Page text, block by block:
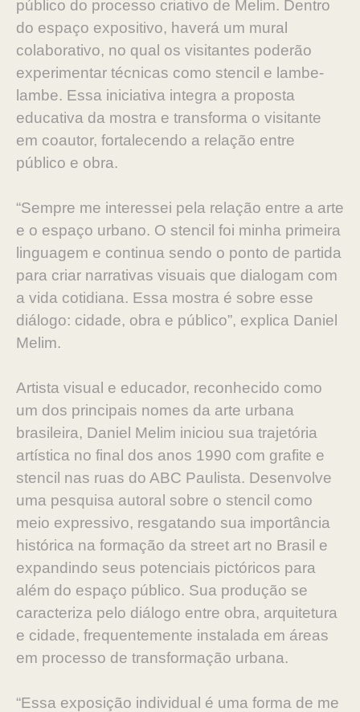
público do processo criativo de Melim. Dentro
do espaço expositivo, haverá um mural
colaborativo, no qual os visitantes poderão
experimentar técnicas como stencil e lambe-
lambe. Essa iniciativa integra a proposta
educativa da mostra e transforma o visitante
em coautor, fortalecendo a relação entre
público e obra.
“Sempre me interessei pela relação entre a arte
e o espaço urbano. O stencil foi minha primeira
linguagem e continua sendo o ponto de partida
para criar narrativas visuais que dialogam com
a vida cotidiana. Essa mostra é sobre esse
diálogo: cidade, obra e público”, explica Daniel
Melim.
Artista visual e educador, reconhecido como
um dos principais nomes da arte urbana
brasileira, Daniel Melim iniciou sua trajetória
artística no final dos anos 1990 com grafite e
stencil nas ruas do ABC Paulista. Desenvolve
uma pesquisa autoral sobre o stencil como
meio expressivo, resgatando sua importância
histórica na formação da street art no Brasil e
expandindo seus potenciais pictóricos para
além do espaço público. Sua produção se
caracteriza pelo diálogo entre obra, arquitetura
e cidade, frequentemente instalada em áreas
em processo de transformação urbana.
“Essa exposição individual é uma forma de me